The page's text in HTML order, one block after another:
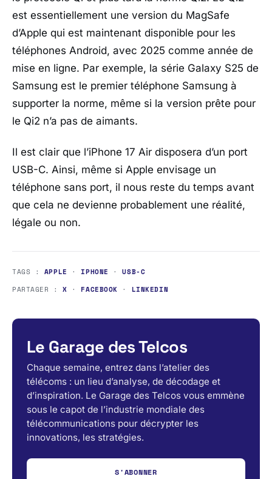
est essentiellement une version du MagSafe
d’Apple qui est maintenant disponible pour les
téléphones Android, avec 2025 comme année de
mise en ligne. Par exemple, la série Galaxy S25 de
Samsung est le premier téléphone Samsung à
supporter la norme, même si la version prête pour
le Qi2 n’a pas de aimants.
Il est clair que l’iPhone 17 Air disposera d’un port
USB-C. Ainsi, même si Apple envisage un
téléphone sans port, il nous reste du temps avant
que cela ne devienne probablement une réalité,
légale ou non.
TAGS : APPLE ·IPHONE ·USB-C
PARTAGER :X · FACEBOOK · LINKEDIN
Le Garage des Telcos
Chaque semaine, entrez dans l’atelier des
télécoms : un lieu d’analyse, de décodage et
d’inspiration. Le Garage des Telcos vous emmène
sous le capot de l’industrie mondiale des
télécommunications pour décrypter les
innovations, les stratégies.
S'ABONNER